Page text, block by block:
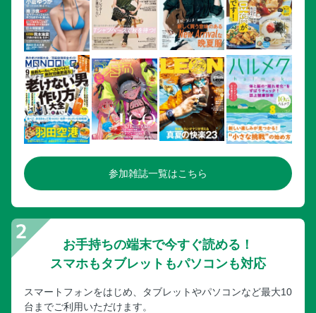
参加雑誌一覧はこちら
お手持ちの端末で今すぐ読める！
スマホもタブレットもパソコンも対応
スマートフォンをはじめ、タブレットやパソコンなど最大10
台までご利用いただけます。